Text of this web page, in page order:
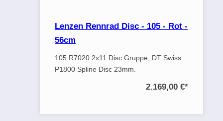
Lenzen Rennrad Disc - 105 - Rot -
56cm
105 R7020 2x11 Disc Gruppe, DT Swiss
P1800 Spline Disc 23mm.
2.169,00 €*